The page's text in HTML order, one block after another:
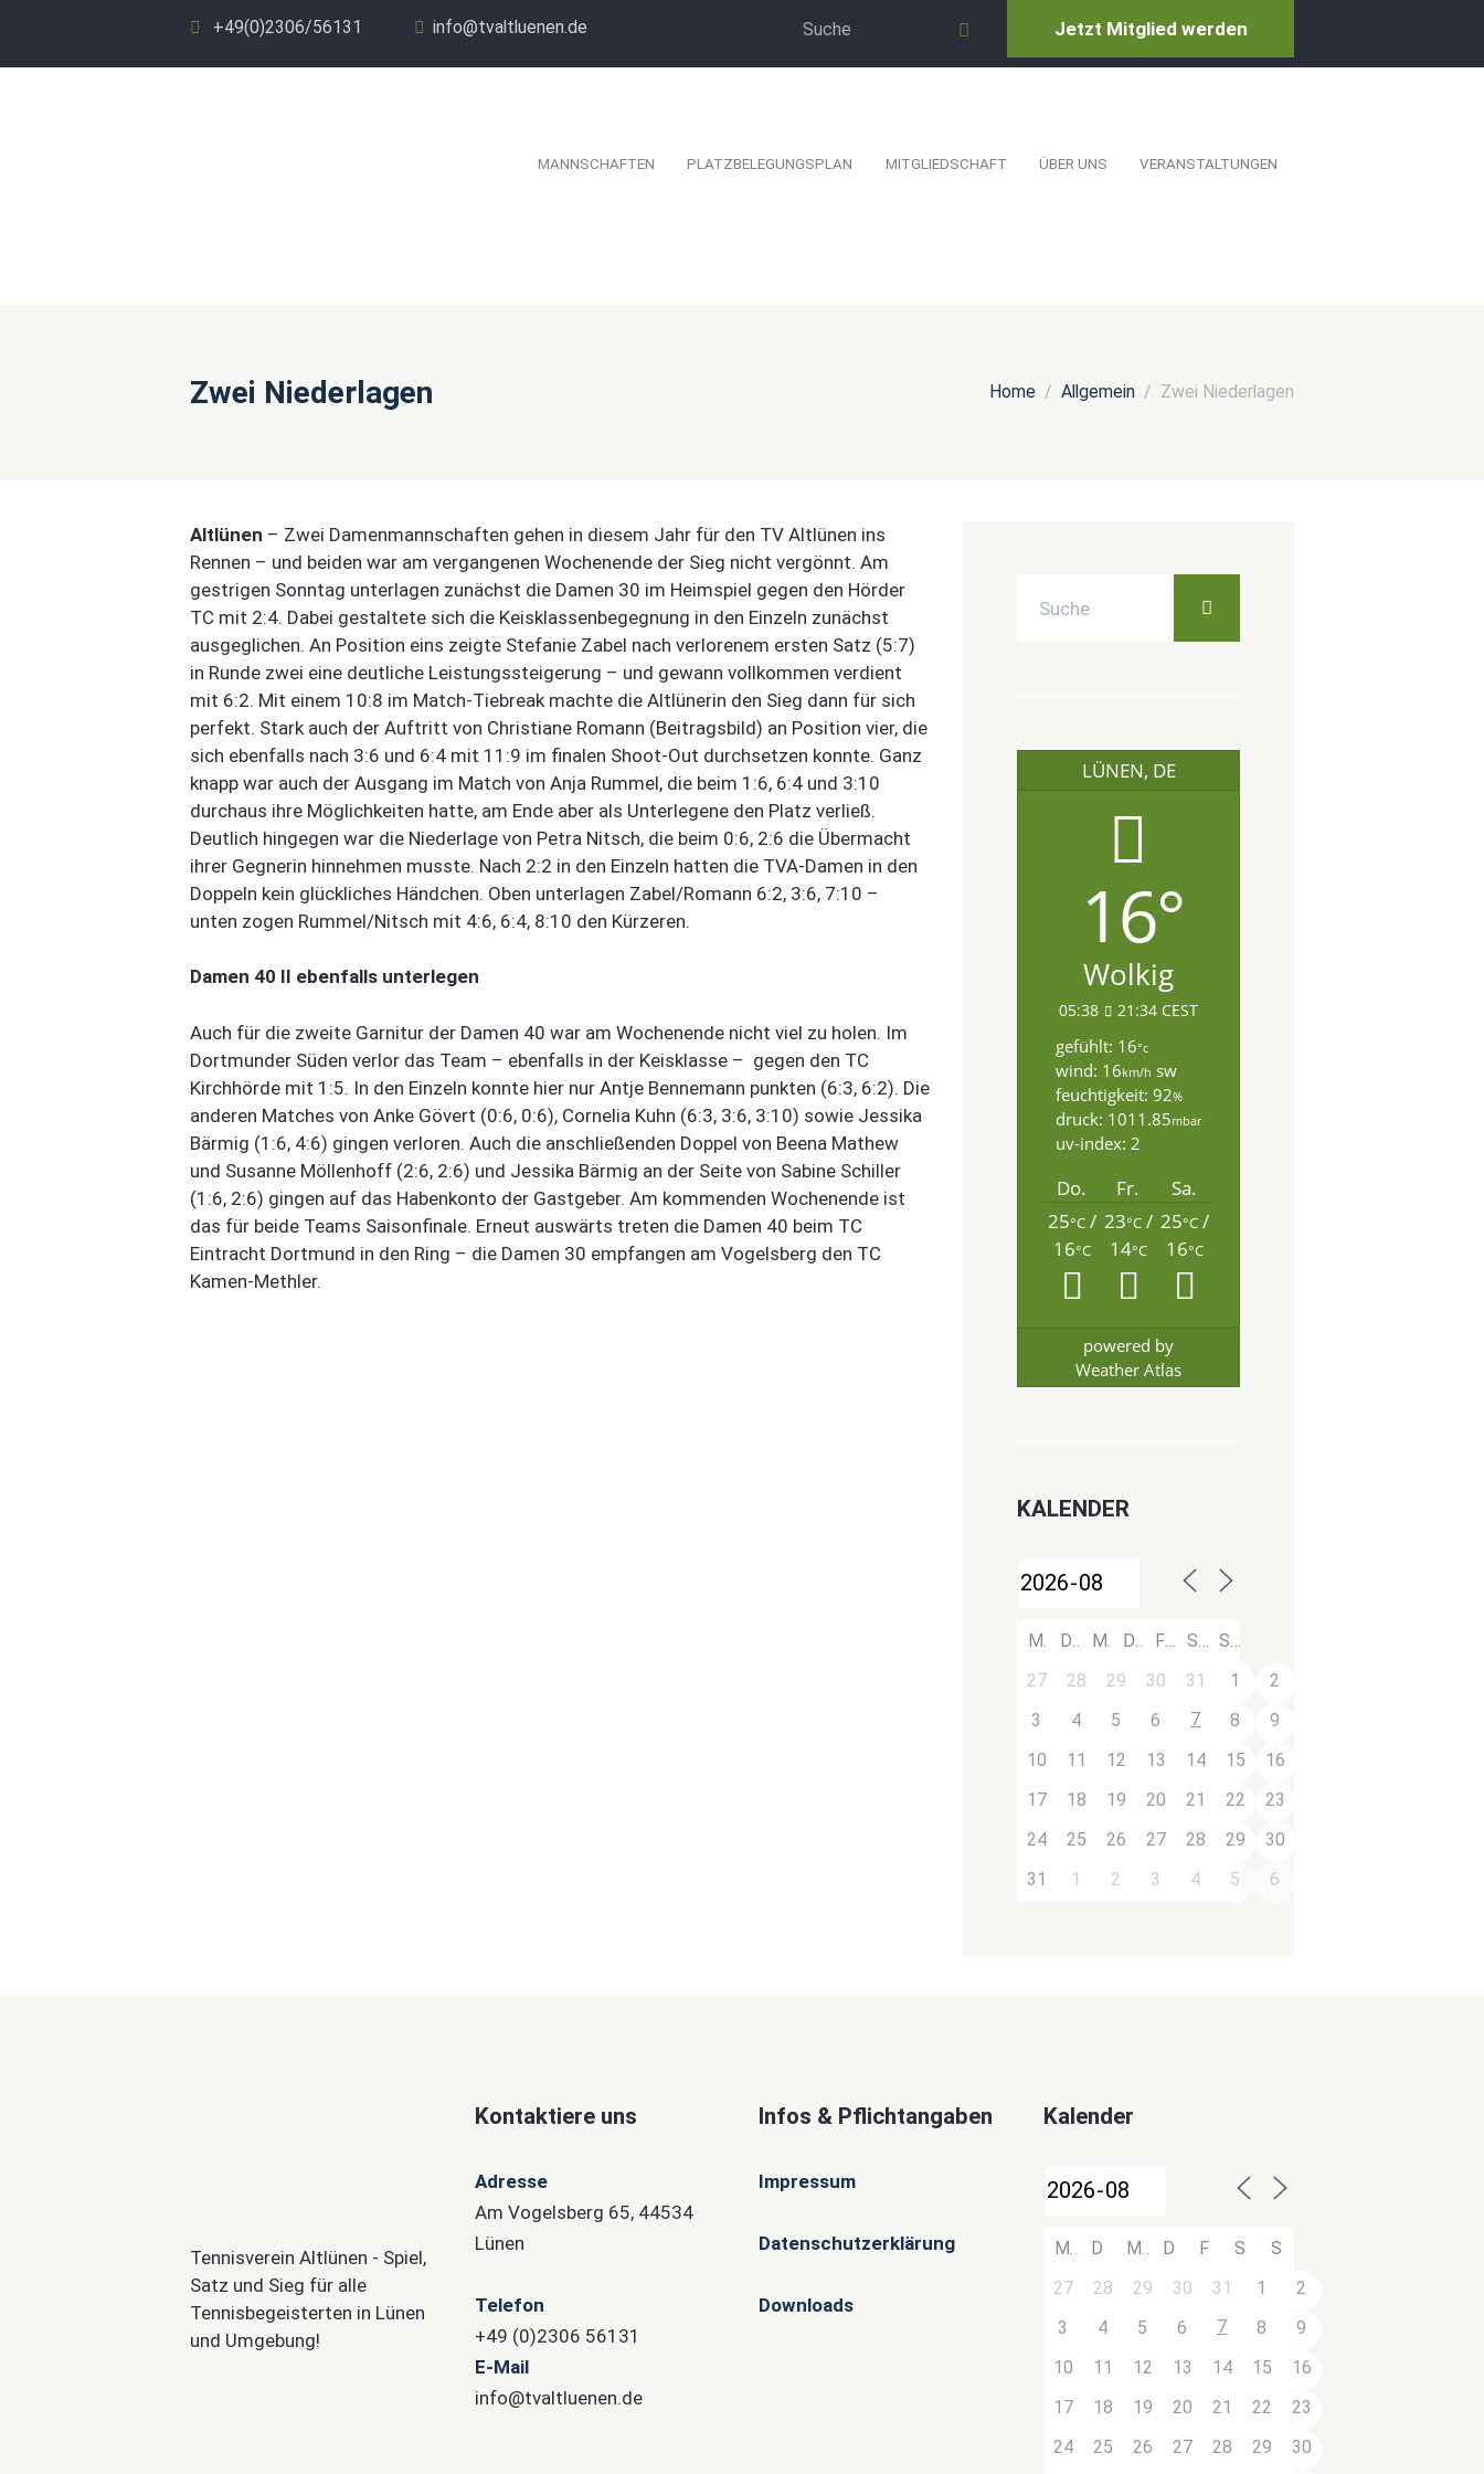
+49(0)2306/56131 info@tvaltluenen.de Jetzt Mitglied werden
MANNSCHAFTEN PLATZBELEGUNGSPLAN MITGLIEDSCHAFT ÜBER UNS VERANSTALTUNGEN
Zwei Niederlagen Home Allgemein Zwei Niederlagen
Altlünen – Zwei Damenmannschaften gehen in diesem Jahr für den TV Altlünen ins
Rennen – und beiden war am vergangenen Wochenende der Sieg nicht vergönnt. Am
gestrigen Sonntag unterlagen zunächst die Damen 30 im Heimspiel gegen den Hörder
TC mit 2:4. Dabei gestaltete sich die Keisklassenbegegnung in den Einzeln zunächst
ausgeglichen. An Position eins zeigte Stefanie Zabel nach verlorenem ersten Satz (5:7)
in Runde zwei eine deutliche Leistungssteigerung – und gewann vollkommen verdient
mit 6:2. Mit einem 10:8 im Match-Tiebreak machte die Altlünerin den Sieg dann für sich
perfekt. Stark auch der Auftritt von Christiane Romann (Beitragsbild) an Position vier, die
sich ebenfalls nach 3:6 und 6:4 mit 11:9 im finalen Shoot-Out durchsetzen konnte. Ganz
knapp war auch der Ausgang im Match von Anja Rummel, die beim 1:6, 6:4 und 3:10
durchaus ihre Möglichkeiten hatte, am Ende aber als Unterlegene den Platz verließ.
Deutlich hingegen war die Niederlage von Petra Nitsch, die beim 0:6, 2:6 die Übermacht
ihrer Gegnerin hinnehmen musste. Nach 2:2 in den Einzeln hatten die TVA-Damen in den
Doppeln kein glückliches Händchen. Oben unterlagen Zabel/Romann 6:2, 3:6, 7:10 –
unten zogen Rummel/Nitsch mit 4:6, 6:4, 8:10 den Kürzeren.
Damen 40 II ebenfalls unterlegen
Auch für die zweite Garnitur der Damen 40 war am Wochenende nicht viel zu holen. Im
Dortmunder Süden verlor das Team – ebenfalls in der Keisklasse – gegen den TC
Kirchhörde mit 1:5. In den Einzeln konnte hier nur Antje Bennemann punkten (6:3, 6:2). Die
anderen Matches von Anke Gövert (0:6, 0:6), Cornelia Kuhn (6:3, 3:6, 3:10) sowie Jessika
Bärmig (1:6, 4:6) gingen verloren. Auch die anschließenden Doppel von Beena Mathew
und Susanne Möllenhoff (2:6, 2:6) und Jessika Bärmig an der Seite von Sabine Schiller
(1:6, 2:6) gingen auf das Habenkonto der Gastgeber. Am kommenden Wochenende ist
das für beide Teams Saisonfinale. Erneut auswärts treten die Damen 40 beim TC
Eintracht Dortmund in den Ring – die Damen 30 empfangen am Vogelsberg den TC
Kamen-Methler.
LÜNEN, DE
16°
Wolkig
05:38 21:34 CEST
gefühlt: 16°c
wind: 16km/h sw
feuchtigkeit: 92%
druck: 1011.85mbar
uv-index: 2
Do. Fr.
Sa.
25°C/
16°C
23°C/
14°C
25°C/
16°C
powered by
Weather Atlas
KALENDER
M D M D F S
S
27
28 29 30 31 1
2
3
4 5 6 7 8
9
10
11 12 13 14 15
16
17
18 19 20 21 22
23
24
25 26 27 28 29
30
31
1 2 3 4 5 6
Tennisverein Altlünen - Spiel,
Satz und Sieg für alle
Tennisbegeisterten in Lünen
und Umgebung!
Kontaktiere uns
Adresse
Am Vogelsberg 65, 44534
Lünen
Telefon
+49 (0)2306 56131
E-Mail
info@tvaltluenen.de
Infos & Pflichtangaben
Impressum
Datenschutzerklärung
Downloads
Kalender
M D M D F S
S
27
28 29 30 31 1
2
3
4 5 6 7 8
9
10
11 12 13 14 15
16
17
18 19 20 21 22
23
24
25 26 27 28 29 30